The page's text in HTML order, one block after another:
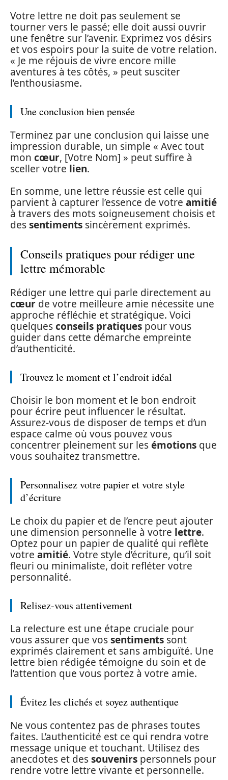
Votre lettre ne doit pas seulement se
tourner vers le passé; elle doit aussi ouvrir
une fenêtre sur l’avenir. Exprimez vos désirs
et vos espoirs pour la suite de votre relation.
« Je me réjouis de vivre encore mille
aventures à tes côtés, » peut susciter
l’enthousiasme.
Une conclusion bien pensée
Terminez par une conclusion qui laisse une
impression durable, un simple « Avec tout
mon cœur, [Votre Nom] » peut suffire à
sceller votre lien.
En somme, une lettre réussie est celle qui
parvient à capturer l’essence de votre amitié
à travers des mots soigneusement choisis et
dessentiments sincèrement exprimés.
Conseils pratiques pour rédiger une
lettre mémorable
Rédiger une lettre qui parle directement au
cœur de votre meilleure amie nécessite une
approche réfléchie et stratégique. Voici
quelquesconseils pratiques pour vous
guider dans cette démarche empreinte
d’authenticité.
Trouvez le moment et l’endroit idéal
Choisir le bon moment et le bon endroit
pour écrire peut influencer le résultat.
Assurez-vous de disposer de temps et d’un
espace calme où vous pouvez vous
concentrer pleinement sur lesémotions que
vous souhaitez transmettre.
Personnalisez votre papier et votre style
d’écriture
Le choix du papier et de l’encre peut ajouter
une dimension personnelle à votre lettre.
Optez pour un papier de qualité qui reflète
votre amitié. Votre style d’écriture, qu’il soit
fleuri ou minimaliste, doit refléter votre
personnalité.
Relisez-vous attentivement
La relecture est une étape cruciale pour
vous assurer que vossentiments sont
exprimés clairement et sans ambiguïté. Une
lettre bien rédigée témoigne du soin et de
l’attention que vous portez à votre amie.
Évitez les clichés et soyez authentique
Ne vous contentez pas de phrases toutes
faites. L’authenticité est ce qui rendra votre
message unique et touchant. Utilisez des
anecdotes et dessouvenirs personnels pour
rendre votre lettre vivante et personnelle.